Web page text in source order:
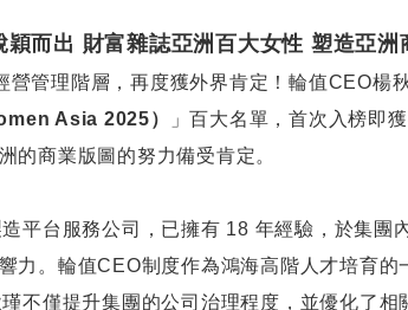
鴻海風雲
海外廠區
社群平台
Linkedin
Instagram
財務概況
每季財務報告
信用評等
股東專區
ESG Insight
供應商責任報告書
人權盡職調查報告書
第三方稽核摘要報告
ESG重要政策
穎而出 財富雜誌亞洲百大女性 塑造亞洲
營管理階層，再度獲外界肯定！輪值CEO楊
Asia 2025）
」百大名單，首次入榜即
的商業版圖的努力備受肯定。
平台服務公司，已擁有 18 年經驗，於集團
力。輪值CEO制度作為鴻海高階人才培育
瑾不僅提升集團的公司治理程度，並優化了相